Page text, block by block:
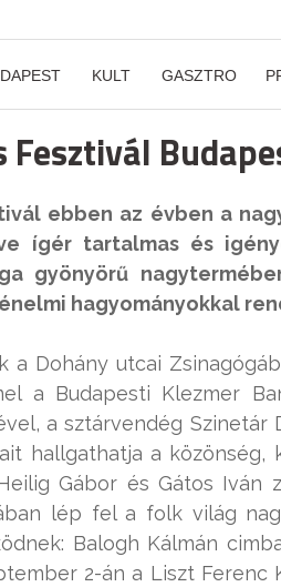
KULT GASZTRO
ebben az évben a
ígér tartalmas és
gyönyörű
hagyományokkal
a Dohány utcai
a Budapesti Klezmer
a sztárvendég Szinetár
hallgathatja a közönség,
Gábor és Gátos Iván
lép fel a folk világ
Balogh Kálmán
2-án a Liszt